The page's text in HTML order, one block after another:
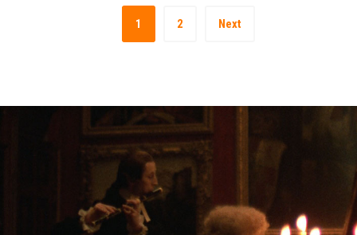
1 2 Next